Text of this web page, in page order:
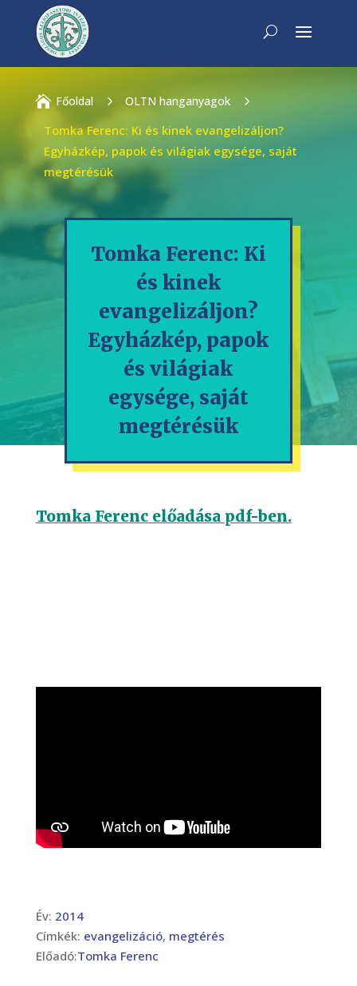
 Főoldal 5 OLTN hanganyagok
5
Tomka Ferenc: Ki és kinek evangelizáljon?
Egyházkép, papok és világiak egysége, saját
megtérésük
Tomka Ferenc: Ki
és kinek
evangelizáljon?
Egyházkép, papok
és világiak
egysége, saját
megtérésük
Tomka Ferenc előadása pdf-ben.
Év: 2014
Címkék: evangelizáció, megtérés
Előadó:Tomka Ferenc